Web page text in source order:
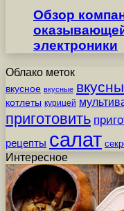
Обзор
электроники
Облако меток
вкусное вкусные
котлеты курицей
приготовить
рецепты салат
Интересное